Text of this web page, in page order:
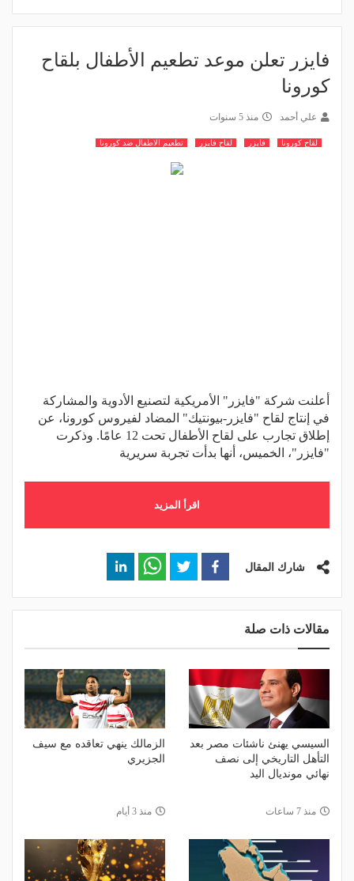
فايزر تعلن موعد تطعيم الأطفال بلقاح
كورونا
علي أحمد منذ 5 سنوات
لقاح كورونا فايزر لقاح فايزر تطعيم الاطفال ضد كورونا
أعلنت شركة "فايزر" الأمريكية لتصنيع الأدوية والمشاركة
في إنتاج لقاح "فايزر-بيونتيك" المضاد لفيروس كورونا، عن
إطلاق تجارب على لقاح الأطفال تحت 12 عامًا. وذكرت
"فايزر"، الخميس، أنها بدأت تجربة سريرية
اقرأ المزيد
شارك المقال
مقالات ذات صلة
السيسي يهنئ ناشئات مصر بعد
التأهل التاريخي إلى نصف
نهائي مونديال اليد
منذ 7 ساعات
الزمالك ينهي تعاقده مع سيف
الجزيري
منذ 3 أيام